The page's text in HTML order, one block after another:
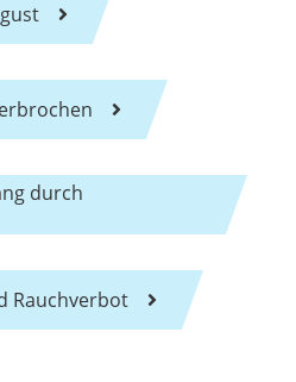
durch
Rauchverbot